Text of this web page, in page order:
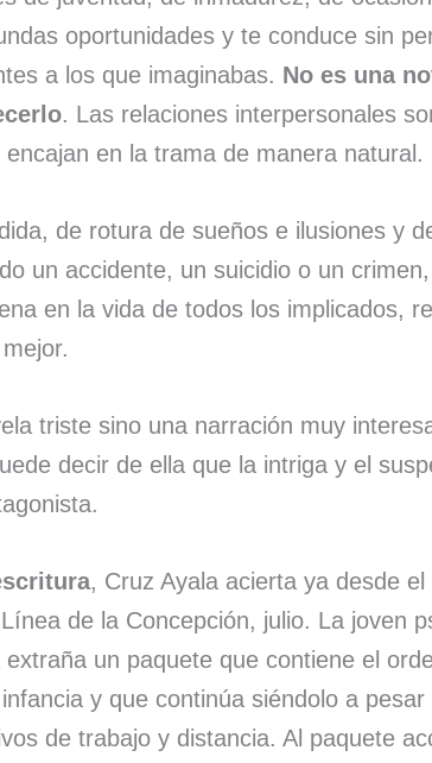
oportunidades y te conduce sin
a los que imaginabas. No es una
. Las relaciones interpersonales
en la trama de manera natural.
de rotura de sueños e ilusiones y
un accidente, un suicidio o un
en la vida de todos los implicados,
triste sino una narración muy
decir de ella que la intriga y el
, Cruz Ayala acierta ya desde
de la Concepción, julio. La joven
un paquete que contiene el
y que continúa siéndolo a
de trabajo y distancia. Al paquete